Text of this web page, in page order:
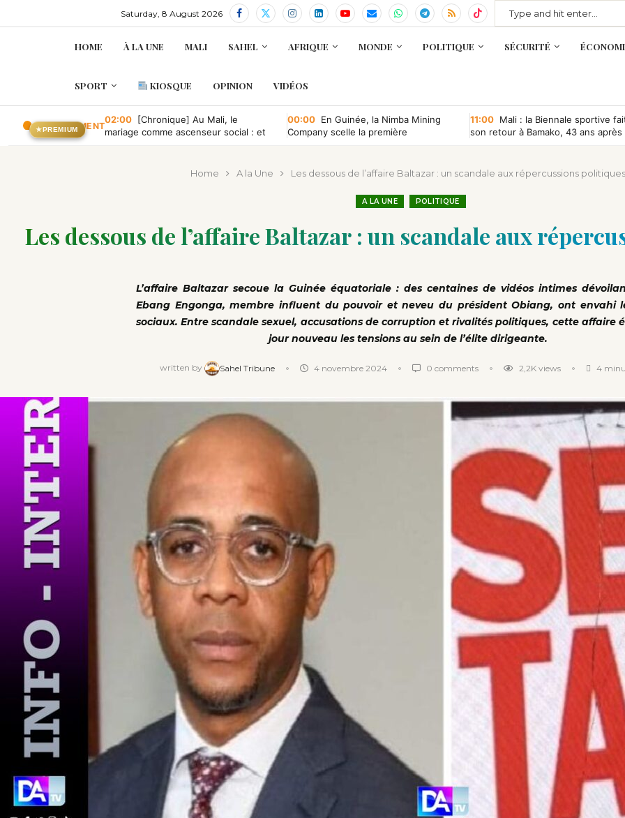
Saturday, 8 August 2026
HOME À LA UNE MALI SAHEL AFRIQUE MONDE POLITIQUE SÉCURITÉ
SPORT KIOSQUE OPINION VIDÉOS
EN CE MOMENT
★PREMIUM
02:00 [Chronique] Au Mali, le
mariage comme ascenseur social : et
00:00 En Guinée, la Nimba Mining
Company scelle la première
11:00 Mali : la Biennale sportive
son retour à Bamako, 43 ans après
Home A la Une Les dessous de l’affaire Baltazar : un scandale aux répercussions politiques
A LA UNE POLITIQUE
Les dessous de l’affaire Baltazar : un scandale aux
L’affaire Baltazar secoue la Guinée équatoriale : des centaines de vidéos intimes
Ebang Engonga, membre influent du pouvoir et neveu du président Obiang, ont envahi
sociaux. Entre scandale sexuel, accusations de corruption et rivalités politiques, cette affaire
jour nouveau les tensions au sein de l’élite dirigeante.
written by Sahel Tribune 4 novembre 2024 0 comments 2,2Kviews 4